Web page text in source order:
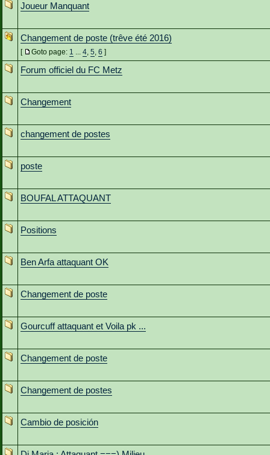
Joueur Manquant
Changement de poste (trêve été 2016)
[ Goto page: 1 ... 4, 5, 6 ]
Forum officiel du FC Metz
Changement
changement de postes
poste
BOUFAL ATTAQUANT
Positions
Ben Arfa attaquant OK
Changement de poste
Gourcuff attaquant et Voila pk ...
Changement de poste
Changement de postes
Cambio de posición